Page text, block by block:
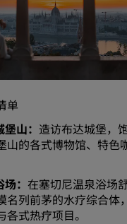
单
山： 造访布达城堡，
山的各式博物馆、特色
： 在塞切尼温泉浴场
名列前茅的水疗综合体
式热疗项目。